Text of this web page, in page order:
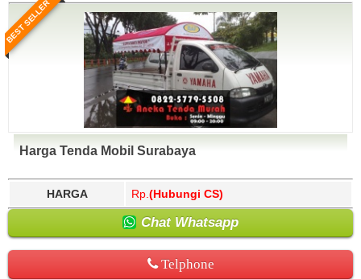
BEST SELLER
Harga Tenda Mobil Surabaya
HARGA Rp. (Hubungi CS)
Chat Whatsapp
Telphone